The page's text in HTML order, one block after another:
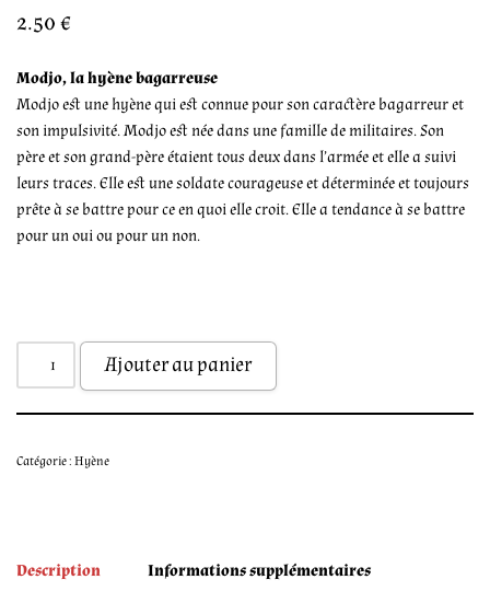
2.50€
Modjo, la hyène bagarreuse
Modjo est une hyène qui est connue pour son caractère bagarreur et
son impulsivité. Modjo est née dans une famille de militaires. Son
père et son grand-père étaient tous deux dans l’armée et elle a suivi
leurs traces. Elle est une soldate courageuse et déterminée et toujours
prête à se battre pour ce en quoi elle croit. Elle a tendance à se battre
pour un oui ou pour un non.
Ajouter au panier
Catégorie :Hyène
Description Informations supplémentaires